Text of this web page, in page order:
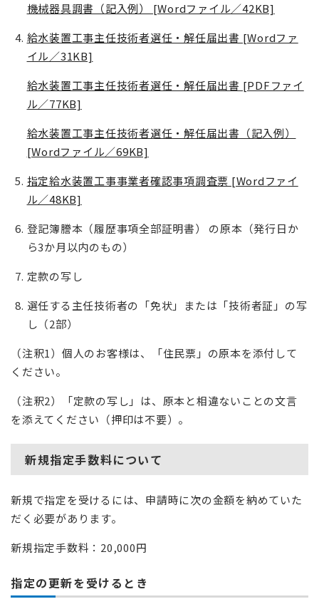
機械器具調書（記入例） [Wordファイル／42KB]
給水装置工事主任技術者選任・解任届出書 [Wordファ
イル／31KB]
給水装置工事主任技術者選任・解任届出書 [PDFファイ
ル／77KB]
給水装置工事主任技術者選任・解任届出書（記入例）
[Wordファイル／69KB]
指定給水装置工事事業者確認事項調査票 [Wordファイ
ル／48KB]
登記簿謄本（履歴事項全部証明書） の原本（発行日か
ら3か月以内のもの）
定款の写し
選任する主任技術者の「免状」または「技術者証」の写
し（2部）
（注釈1）個人のお客様は、「住民票」の原本を添付して
ください。
（注釈2）「定款の写し」は、原本と相違ないことの文言
を添えてください（押印は不要）。
新規指定手数料について
新規で指定を受けるには、申請時に次の金額を納めていた
だく必要があります。
新規指定手数料：20,000円
指定の更新を受けるとき